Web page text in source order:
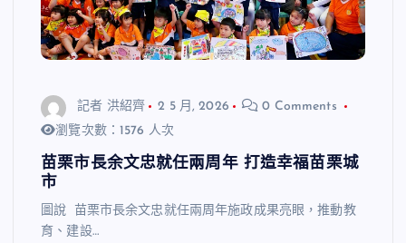
記者 洪紹齊 2 5 月, 2026
0 Comments
瀏覽次數：1576 人次
苗栗市長余文忠就任兩周年 打造幸福苗栗城
市
圖說 苗栗市長余文忠就任兩周年施政成果亮眼，推動教
育、建設…